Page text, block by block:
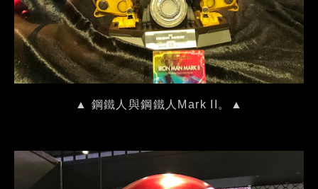
▲ 鋼鐵人與鋼鐵人Mark II。▲